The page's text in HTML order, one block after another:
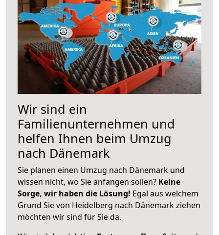
Wir sind ein
Familienunternehmen und
helfen Ihnen beim Umzug
nach Dänemark
Sie planen einen Umzug nach Dänemark und
wissen nicht, wo Sie anfangen sollen? Keine
Sorge, wir haben die Lösung! Egal aus welchem
Grund Sie von Heidelberg nach Dänemark ziehen
möchten wir sind für Sie da.